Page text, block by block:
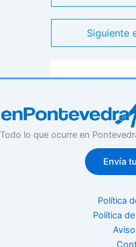
Siguiente
Todo lo que ocurre en
Envía
Política
Política